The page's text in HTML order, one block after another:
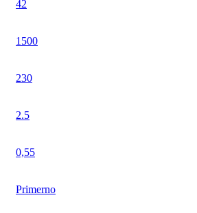
42
1500
230
2.5
0,55
Primerno